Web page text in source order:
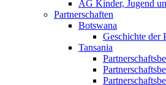
AG Kinder, Jugend
Partnerschaften
Botswana
Geschichte der
Tansania